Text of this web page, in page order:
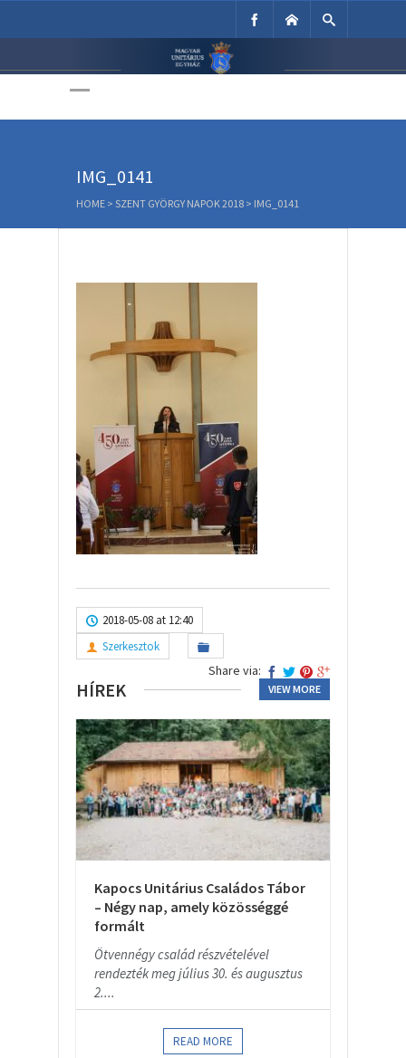
Unitárius Egyház
IMG_0141
HOME > SZENT GYÖRGY NAPOK 2018 > IMG_0141
2018-05-08 at 12:40
Szerkesztok
Share via:
HÍREK VIEW MORE
Kapocs Unitárius Családos Tábor
– Négy nap, amely közösséggé
formált
Ötvennégy család részvételével
rendezték meg július 30. és augusztus
2....
READ MORE